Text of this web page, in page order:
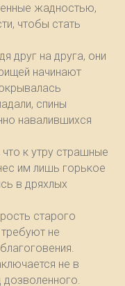
жадностью,
чтобы стать
друг на друга, они
начинают
спины
навалившихся
к утру страшные
им лишь горькое
в дряхлых
старого
не
не в
дозволенного.